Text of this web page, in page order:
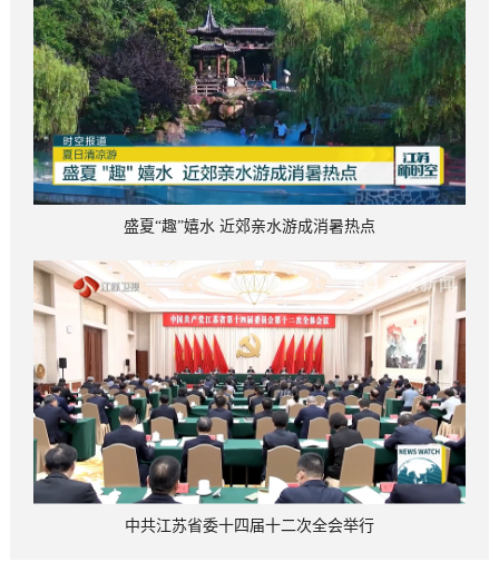
盛夏“趣”嬉水 近郊亲水游成消暑热点
中共江苏省委十四届十二次全会举行